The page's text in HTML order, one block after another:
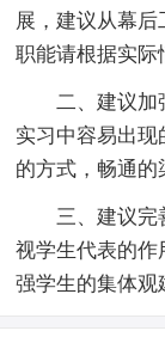
展，建议从幕
职能请根据实际
二、建议
实习中容易出
的方式，畅通
三、建议完
视学生代表的作
强学生的集体观